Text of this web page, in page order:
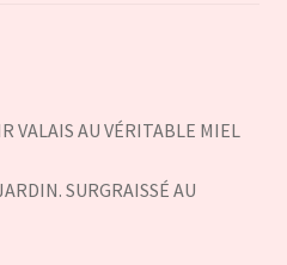
VALAIS AU VÉRITABLE MIEL
SURGRAISSÉ AU